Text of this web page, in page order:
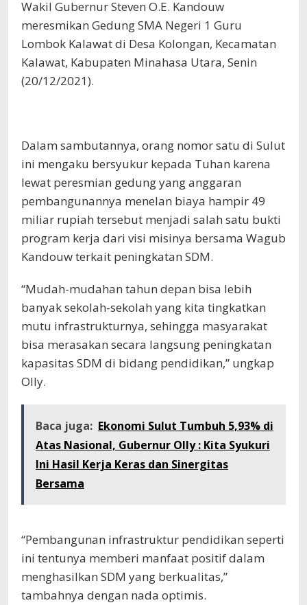
Wakil Gubernur Steven O.E. Kandouw
meresmikan Gedung SMA Negeri 1 Guru
Lombok Kalawat di Desa Kolongan, Kecamatan
Kalawat, Kabupaten Minahasa Utara, Senin
(20/12/2021).
Dalam sambutannya, orang nomor satu di Sulut
ini mengaku bersyukur kepada Tuhan karena
lewat peresmian gedung yang anggaran
pembangunannya menelan biaya hampir 49
miliar rupiah tersebut menjadi salah satu bukti
program kerja dari visi misinya bersama Wagub
Kandouw terkait peningkatan SDM.
“Mudah-mudahan tahun depan bisa lebih
banyak sekolah-sekolah yang kita tingkatkan
mutu infrastrukturnya, sehingga masyarakat
bisa merasakan secara langsung peningkatan
kapasitas SDM di bidang pendidikan,” ungkap
Olly.
Baca juga: Ekonomi Sulut Tumbuh 5,93% di
Atas Nasional, Gubernur Olly : Kita Syukuri
Ini Hasil Kerja Keras dan Sinergitas
Bersama
“Pembangunan infrastruktur pendidikan seperti
ini tentunya memberi manfaat positif dalam
menghasilkan SDM yang berkualitas,”
tambahnya dengan nada optimis.